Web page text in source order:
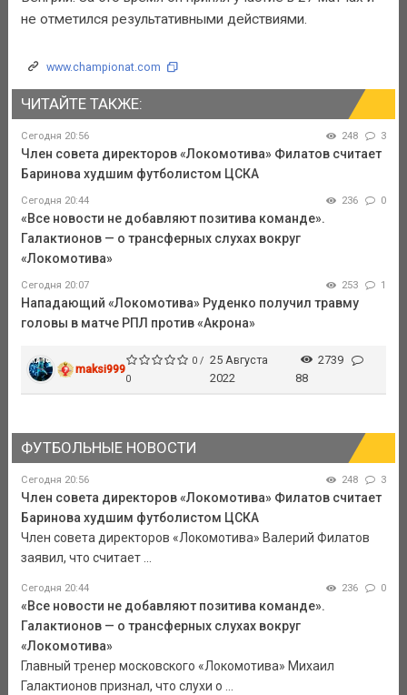
не отметился результативными действиями.
www.championat.com
ЧИТАЙТЕ ТАКЖЕ:
Сегодня 20:56 248 3
Член совета директоров «Локомотива» Филатов считает
Баринова худшим футболистом ЦСКА
Сегодня 20:44 236 0
«Все новости не добавляют позитива команде».
Галактионов — о трансферных слухах вокруг
«Локомотива»
Сегодня 20:07 253 1
Нападающий «Локомотива» Руденко получил травму
головы в матче РПЛ против «Акрона»
maksi999
0 /
0
25 Августа
2022
2739
88
ФУТБОЛЬНЫЕ НОВОСТИ
Сегодня 20:56 248 3
Член совета директоров «Локомотива» Филатов считает
Баринова худшим футболистом ЦСКА
Член совета директоров «Локомотива» Валерий Филатов
заявил, что считает ...
Сегодня 20:44 236 0
«Все новости не добавляют позитива команде».
Галактионов — о трансферных слухах вокруг
«Локомотива»
Главный тренер московского «Локомотива» Михаил
Галактионов признал, что слухи о ...